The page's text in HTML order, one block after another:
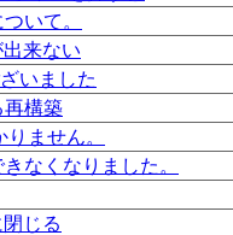
いて。
来ない
いました
再構築
ません。
なくなりました。
じる